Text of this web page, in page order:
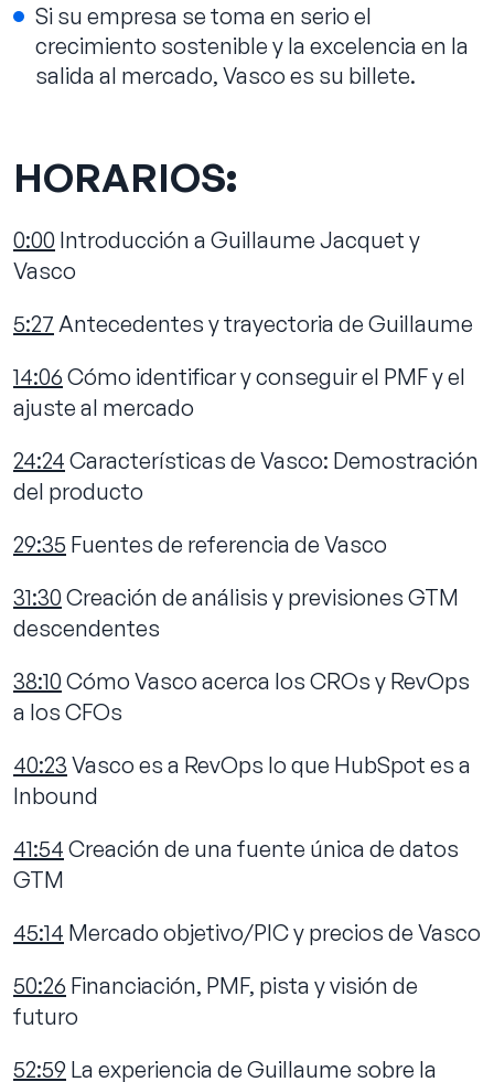
Si su empresa se toma en serio el
crecimiento sostenible y la excelencia en la
salida al mercado, Vasco es su billete.
HORARIOS:
0:00 Introducción a Guillaume Jacquet y
Vasco
5:27 Antecedentes y trayectoria de Guillaume
14:06 Cómo identificar y conseguir el PMF y el
ajuste al mercado
24:24 Características de Vasco: Demostración
del producto
29:35 Fuentes de referencia de Vasco
31:30 Creación de análisis y previsiones GTM
descendentes
38:10 Cómo Vasco acerca los CROs y RevOps
a los CFOs
40:23 Vasco es a RevOps lo que HubSpot es a
Inbound
41:54 Creación de una fuente única de datos
GTM
45:14 Mercado objetivo/PIC y precios de Vasco
50:26 Financiación, PMF, pista y visión de
futuro
52:59 La experiencia de Guillaume sobre la